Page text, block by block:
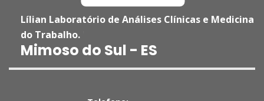
Lílian Laboratório de Análises Clínicas e Medicina
do Trabalho.
Mimoso do Sul - ES